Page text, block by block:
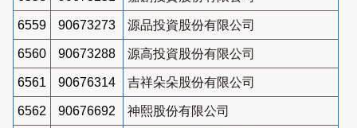
6559 90673273 源品投資股份有限公司
6560 90673288 源高投資股份有限公司
6561 90676314 吉祥朵朵股份有限公司
6562 90676692 神熙股份有限公司